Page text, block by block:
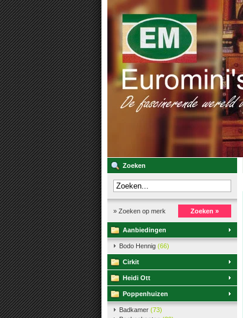
Zoeken
» Zoeken op merk Zoeken »
Aanbiedingen
Bodo Hennig (66)
Cirkit
Heidi Ott
Poppenhuizen
Badkamer (73)